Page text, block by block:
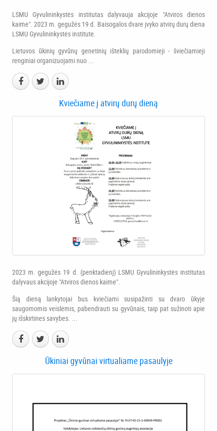
LSMU Gyvulininkystės institutas dalyvauja akcijoje "Atviros dienos
kaime". 2023 m. gegužės 19 d. Baisogalos dvare įvyko atvirų durų diena
LSMU Gyvulininkystės institute.
Lietuvos ūkinių gyvūnų genetinių išteklių parodomieji - šviečiamieji
renginiai organizuojami nuo ...
Kviečiame į atvirų durų dieną
2023 m. gegužės 19 d. (penktadienį) LSMU Gyvulininkystės institutas
dalyvaus akcijoje "Atviros dienos kaime".
Šią dieną lankytojai bus kviečiami susipažinti su dvaro ūkyje
saugomomis veislėmis, pabendrauti su gyvūnais, taip pat sužinoti apie
jų išskirtines savybes. ...
Ūkiniai gyvūnai virtualiame pasaulyje